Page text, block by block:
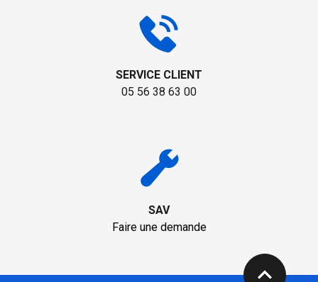
SERVICE CLIENT
05 56 38 63 00
SAV
Faire une demande
expand_less